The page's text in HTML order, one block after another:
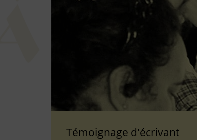
Témoignage d'écrivant